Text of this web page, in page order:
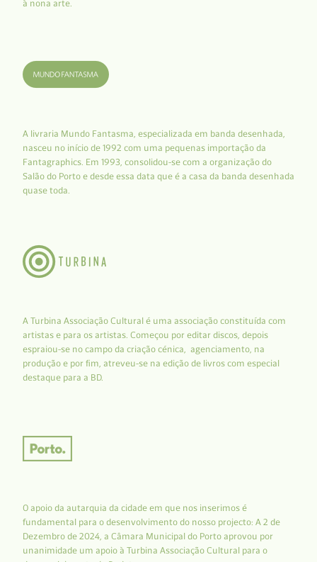
à nona arte.
A livraria Mundo Fantasma, especializada em banda desenhada,
nasceu no início de 1992 com uma pequenas importação da
Fantagraphics. Em 1993, consolidou-se com a organização do
Salão do Porto e desde essa data que é a casa da banda desenhada
quase toda.
A Turbina Associação Cultural é uma associação constituída com
artistas e para os artistas. Começou por editar discos, depois
espraiou-se no campo da criação cénica, agenciamento, na
produção e por fim, atreveu-se na edição de livros com especial
destaque para a BD.
O apoio da autarquia da cidade em que nos inserimos é
fundamental para o desenvolvimento do nosso projecto: A 2 de
Dezembro de 2024, a Câmara Municipal do Porto aprovou por
unanimidade um apoio à Turbina Associação Cultural para o